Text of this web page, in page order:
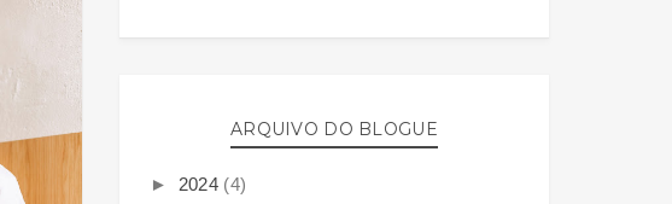
ARQUIVO DO BLOGUE
► 2024 (4)